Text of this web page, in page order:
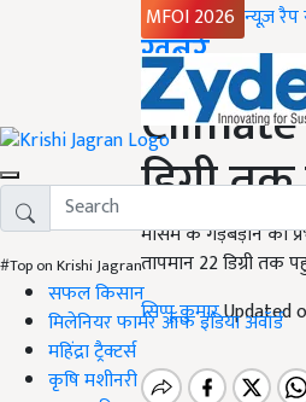
MFOI 2026 न्यूज़ रैप
#Top on Krishi Jagran
सफल किसान
मिलेनियर फार्मर ऑफ इंडिया अवॉर्ड
महिंद्रा ट्रैक्टर्स
कृषि मशीनरी
Home
ख़बरें
डिग्री
मौसम के गड़बड़ाने का
तापमान 22 डिग्री तक
सिप्पू कुमारUpdated